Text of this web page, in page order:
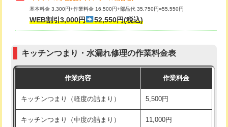
給水管工事※（ライニング鋼管・銅
管・ポリ管・HT管使用/3ｍまで)
44,000円
管・ポリ管・HT管使用/3ｍ超え)
排水管工事（土の掘削・埋め戻し作
11,000円~
排水管工事（排水管工事/3ｍまで） 55,000円
排水管工事（追加 排水管工事/3ｍ超
+11,000円
その他部品の脱着
式・ワンホール）)
交換・取付(排水栓・排水トラップ
22,000円+材料費
基本料金 3,300円+作業料金 16,500円+部品代 35,750円=55,550円
WEB割引3,000円 52,550円(税込)
キッチンつまり・水漏れ修理の作業料金表
作業内容 作業料金
キッチンつまり（軽度の詰まり） 5,500円
キッチンつまり（中度の詰まり） 11,000円